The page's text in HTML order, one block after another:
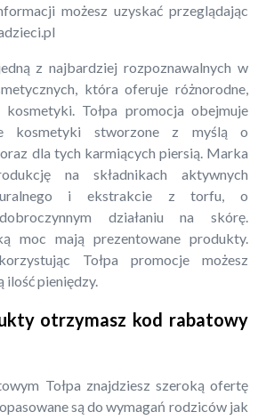
możesz uzyskać przeglądając
z najbardziej rozpoznawalnych w
która oferuje różnorodne,
kosmetyki. Tołpa promocja obejmuje
kosmetyki stworzone z myślą o
dla tych karmiących piersią. Marka
na składnikach aktywnych
i ekstrakcie z torfu, o
działaniu na skórę.
moc mają prezentowane produkty.
Tołpa promocje możesz
ilość pieniędzy.
otrzymasz kod rabatowy
Tołpa znajdziesz szeroką ofertę
są do wymagań rodziców jak